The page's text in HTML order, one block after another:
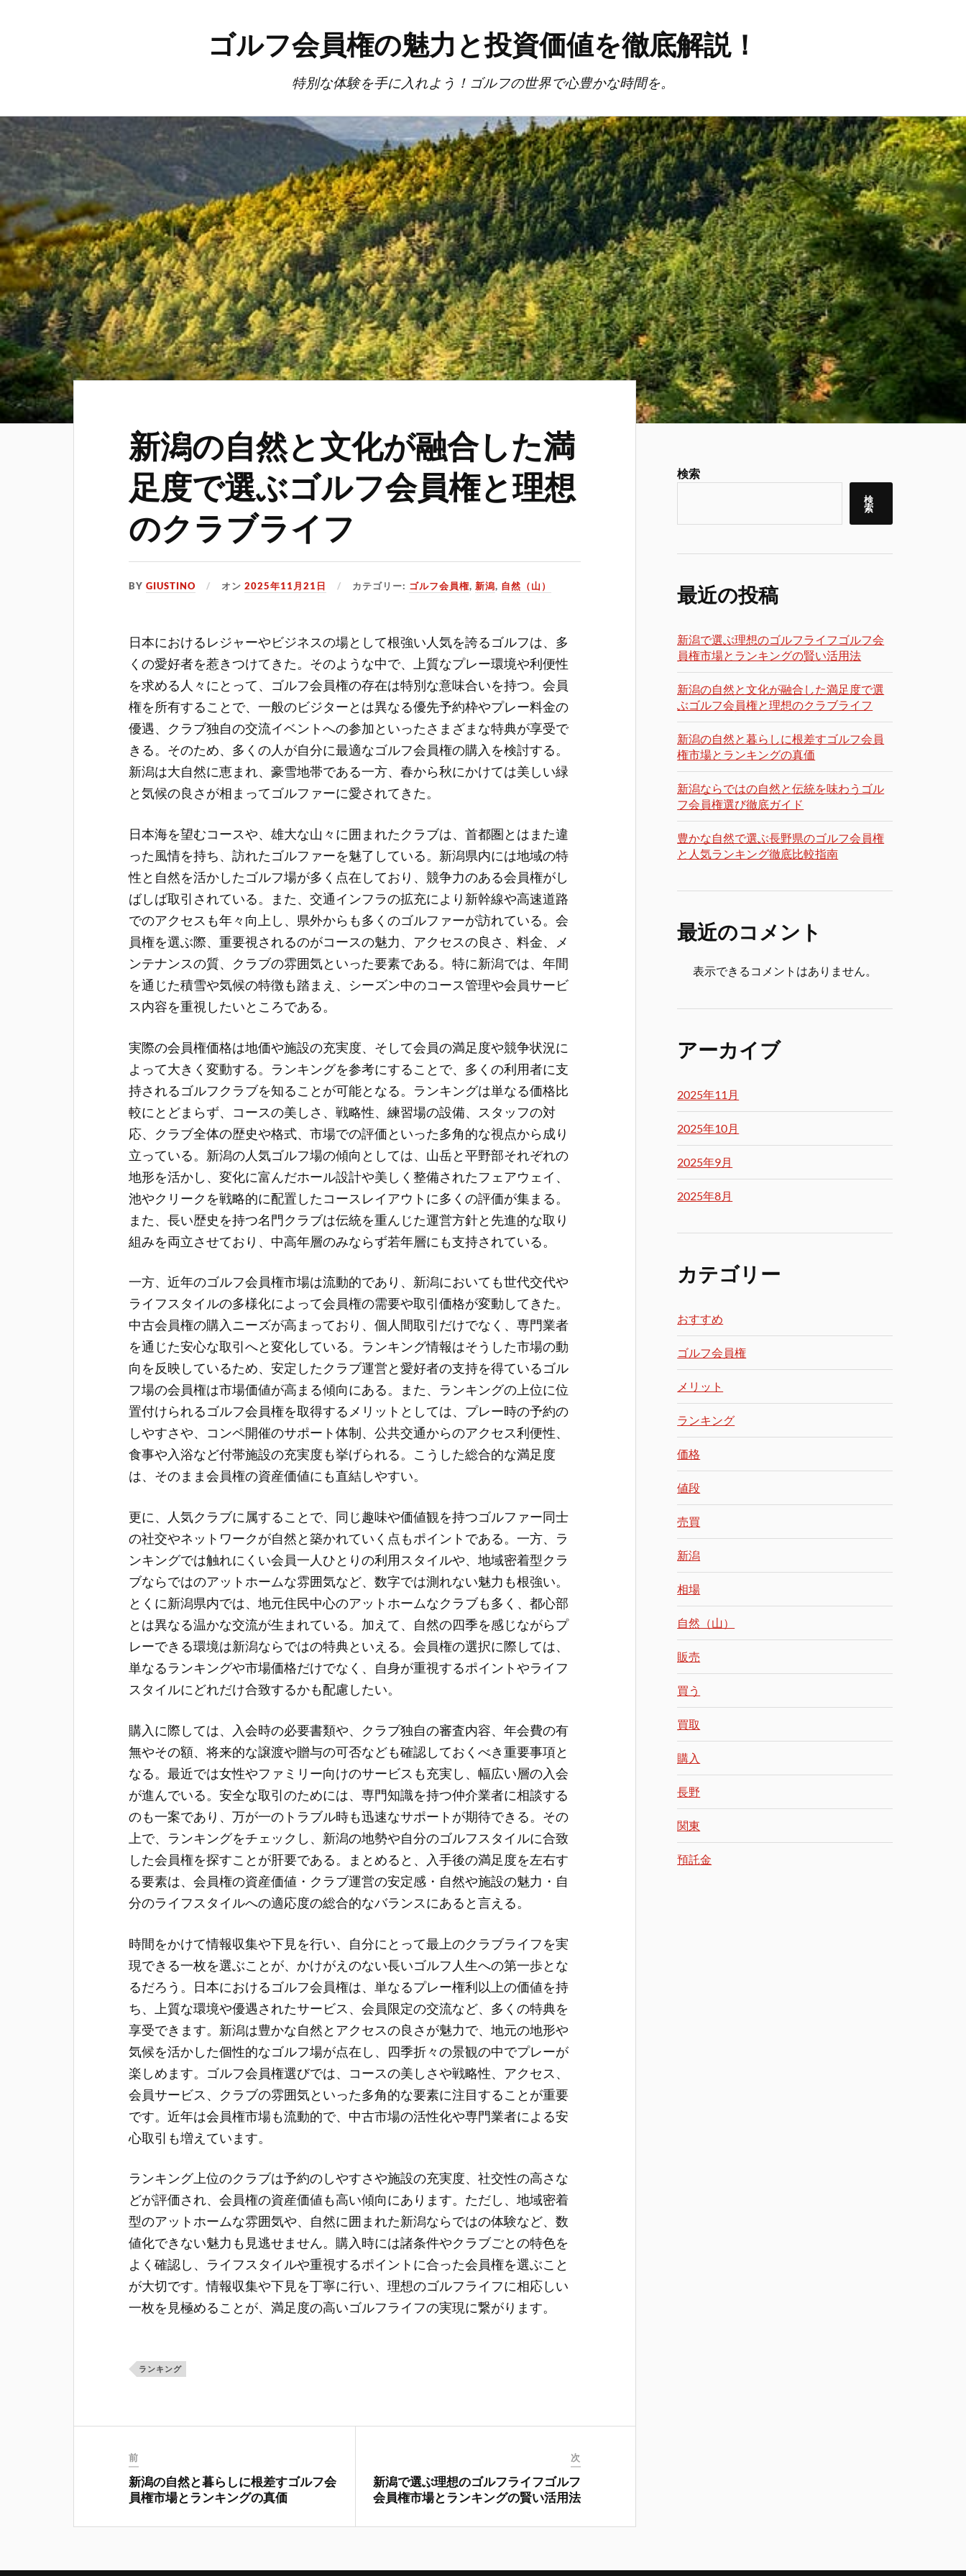
ゴルフ会員権の魅力と投資価値を徹底解説！
特別な体験を手に入れよう！ゴルフの世界で心豊かな時間を。
新潟の自然と文化が融合した満
足度で選ぶゴルフ会員権と理想
のクラブライフ
BYGIUSTINO オン2025年11月21日 カテゴリー: ゴルフ会員権,新潟, 自然（山）
日本におけるレジャーやビジネスの場として根強い人気を誇るゴルフは、多
くの愛好者を惹きつけてきた。 そのような中で、上質なプレー環境や利便性
を求める人々にとって、ゴルフ会員権の存在は特別な意味合いを持つ。会員
権を所有することで、一般のビジターとは異なる優先予約枠やプレー料金の
優遇、クラブ独自の交流イベントへの参加といったさまざまな特典が享受で
きる。そのため、多くの人が自分に最適なゴルフ会員権の購入を検討する。
新潟は大自然に恵まれ、豪雪地帯である一方、春から秋にかけては美しい緑
と気候の良さが相まってゴルファーに愛されてきた。
日本海を望むコースや、雄大な山々に囲まれたクラブは、首都圏とはまた違
った風情を持ち、訪れたゴルファーを魅了している。新潟県内には地域の特
性と自然を活かしたゴルフ場が多く点在しており、競争力のある会員権がし
ばしば取引されている。また、交通インフラの拡充により新幹線や高速道路
でのアクセスも年々向上し、県外からも多くのゴルファーが訪れている。会
員権を選ぶ際、重要視されるのがコースの魅力、アクセスの良さ、料金、メ
ンテナンスの質、クラブの雰囲気といった要素である。特に新潟では、年間
を通じた積雪や気候の特徴も踏まえ、シーズン中のコース管理や会員サービ
ス内容を重視したいところである。
実際の会員権価格は地価や施設の充実度、そして会員の満足度や競争状況に
よって大きく変動する。ランキングを参考にすることで、多くの利用者に支
持されるゴルフクラブを知ることが可能となる。ランキングは単なる価格比
較にとどまらず、コースの美しさ、戦略性、練習場の設備、スタッフの対
応、クラブ全体の歴史や格式、市場での評価といった多角的な視点から成り
立っている。新潟の人気ゴルフ場の傾向としては、山岳と平野部それぞれの
地形を活かし、変化に富んだホール設計や美しく整備されたフェアウェイ、
池やクリークを戦略的に配置したコースレイアウトに多くの評価が集まる。
また、長い歴史を持つ名門クラブは伝統を重んじた運営方針と先進的な取り
組みを両立させており、中高年層のみならず若年層にも支持されている。
一方、近年のゴルフ会員権市場は流動的であり、新潟においても世代交代や
ライフスタイルの多様化によって会員権の需要や取引価格が変動してきた。
中古会員権の購入ニーズが高まっており、個人間取引だけでなく、専門業者
を通じた安心な取引へと変化している。ランキング情報はそうした市場の動
向を反映しているため、安定したクラブ運営と愛好者の支持を得ているゴル
フ場の会員権は市場価値が高まる傾向にある。また、ランキングの上位に位
置付けられるゴルフ会員権を取得するメリットとしては、プレー時の予約の
しやすさや、コンペ開催のサポート体制、公共交通からのアクセス利便性、
食事や入浴など付帯施設の充実度も挙げられる。こうした総合的な満足度
は、そのまま会員権の資産価値にも直結しやすい。
更に、人気クラブに属することで、同じ趣味や価値観を持つゴルファー同士
の社交やネットワークが自然と築かれていく点もポイントである。一方、ラ
ンキングでは触れにくい会員一人ひとりの利用スタイルや、地域密着型クラ
ブならではのアットホームな雰囲気など、数字では測れない魅力も根強い。
とくに新潟県内では、地元住民中心のアットホームなクラブも多く、都心部
とは異なる温かな交流が生まれている。加えて、自然の四季を感じながらプ
レーできる環境は新潟ならではの特典といえる。会員権の選択に際しては、
単なるランキングや市場価格だけでなく、自身が重視するポイントやライフ
スタイルにどれだけ合致するかも配慮したい。
購入に際しては、入会時の必要書類や、クラブ独自の審査内容、年会費の有
無やその額、将来的な譲渡や贈与の可否なども確認しておくべき重要事項と
なる。最近では女性やファミリー向けのサービスも充実し、幅広い層の入会
が進んでいる。安全な取引のためには、専門知識を持つ仲介業者に相談する
のも一案であり、万が一のトラブル時も迅速なサポートが期待できる。その
上で、ランキングをチェックし、新潟の地勢や自分のゴルフスタイルに合致
した会員権を探すことが肝要である。まとめると、入手後の満足度を左右す
る要素は、会員権の資産価値・クラブ運営の安定感・自然や施設の魅力・自
分のライフスタイルへの適応度の総合的なバランスにあると言える。
時間をかけて情報収集や下見を行い、自分にとって最上のクラブライフを実
現できる一枚を選ぶことが、かけがえのない長いゴルフ人生への第一歩とな
るだろう。日本におけるゴルフ会員権は、単なるプレー権利以上の価値を持
ち、上質な環境や優遇されたサービス、会員限定の交流など、多くの特典を
享受できます。新潟は豊かな自然とアクセスの良さが魅力で、地元の地形や
気候を活かした個性的なゴルフ場が点在し、四季折々の景観の中でプレーが
楽しめます。ゴルフ会員権選びでは、コースの美しさや戦略性、アクセス、
会員サービス、クラブの雰囲気といった多角的な要素に注目することが重要
です。近年は会員権市場も流動的で、中古市場の活性化や専門業者による安
心取引も増えています。
ランキング上位のクラブは予約のしやすさや施設の充実度、社交性の高さな
どが評価され、会員権の資産価値も高い傾向にあります。ただし、地域密着
型のアットホームな雰囲気や、自然に囲まれた新潟ならではの体験など、数
値化できない魅力も見逃せません。購入時には諸条件やクラブごとの特色を
よく確認し、ライフスタイルや重視するポイントに合った会員権を選ぶこと
が大切です。情報収集や下見を丁寧に行い、理想のゴルフライフに相応しい
一枚を見極めることが、満足度の高いゴルフライフの実現に繋がります。
ランキング
前
新潟の自然と暮らしに根差すゴルフ会
員権市場とランキングの真価
次
新潟で選ぶ理想のゴルフライフゴルフ
会員権市場とランキングの賢い活用法
検索
検
索
最近の投稿
新潟で選ぶ理想のゴルフライフゴルフ会
員権市場とランキングの賢い活用法
新潟の自然と文化が融合した満足度で選
ぶゴルフ会員権と理想のクラブライフ
新潟の自然と暮らしに根差すゴルフ会員
権市場とランキングの真価
新潟ならではの自然と伝統を味わうゴル
フ会員権選び徹底ガイド
豊かな自然で選ぶ長野県のゴルフ会員権
と人気ランキング徹底比較指南
最近のコメント
表示できるコメントはありません。
アーカイブ
2025年11月
2025年10月
2025年9月
2025年8月
カテゴリー
おすすめ
ゴルフ会員権
メリット
ランキング
価格
値段
売買
新潟
相場
自然（山）
販売
買う
買取
購入
長野
関東
預託金